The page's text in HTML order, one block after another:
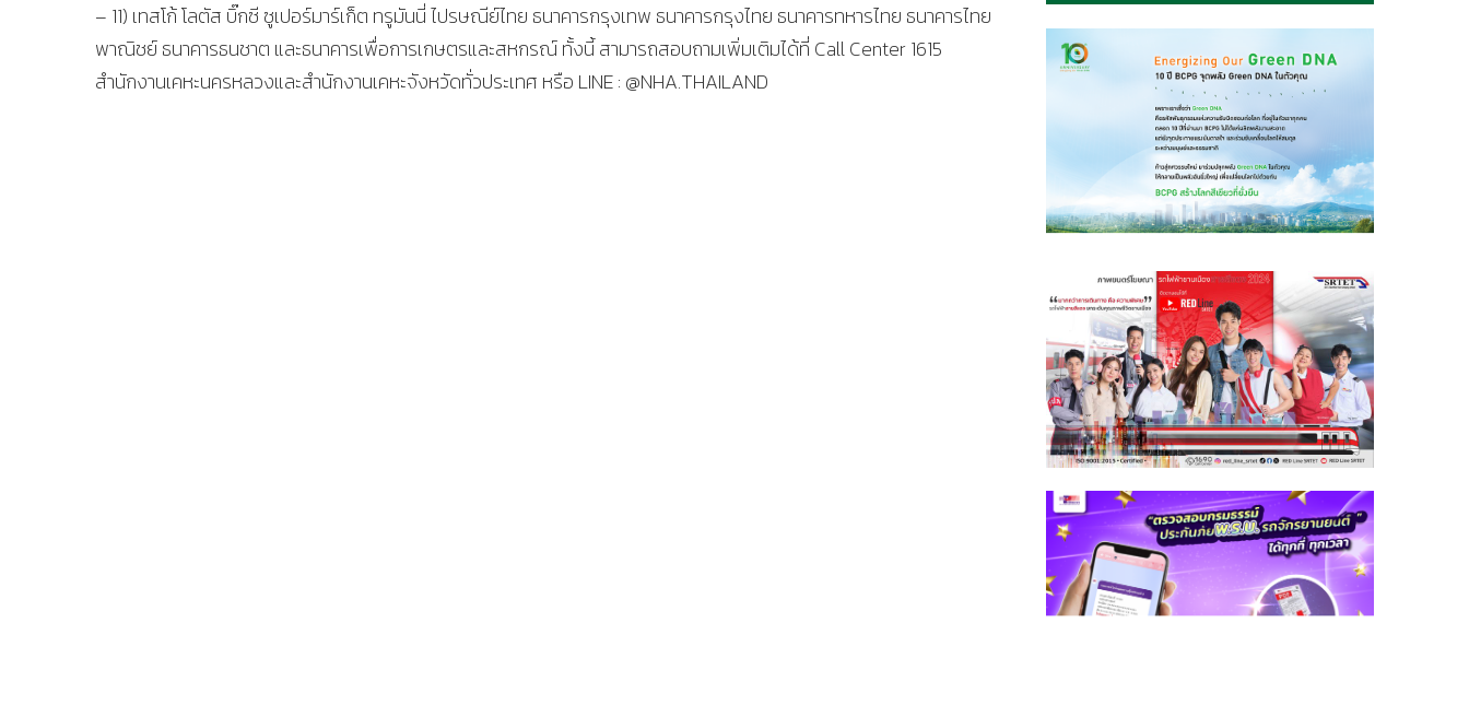
– 11) เทสโก้ โลตัส บิ๊กซี ซูเปอร์มาร์เก็ต ทรูมันนี่ ไปรษณีย์ไทย ธนาคารกรุงเทพ ธนาคารกรุงไทย ธนาคารทหารไทย ธนาคารไทย
พาณิชย์ ธนาคารธนชาต และธนาคารเพื่อการเกษตรและสหกรณ์ ทั้งนี้ สามารถสอบถามเพิ่มเติมได้ที่ Call Center 1615
สำนักงานเคหะนครหลวงและสำนักงานเคหะจังหวัดทั่วประเทศ หรือ LINE : @NHA.THAILAND